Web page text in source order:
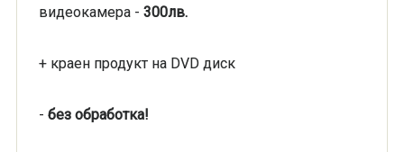
видеокамера - 300лв.
+ краен продукт на DVD диск
- без обработка!